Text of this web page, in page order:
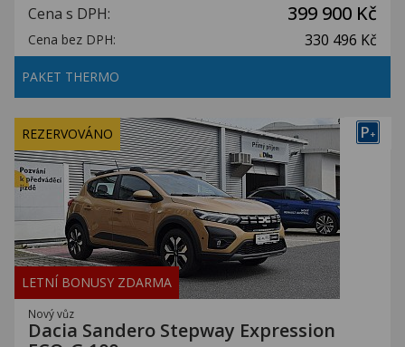
Cena s DPH: 399 900 Kč
Cena bez DPH: 330 496 Kč
PAKET THERMO
P+
REZERVOVÁNO
LETNÍ BONUSY ZDARMA
Nový vůz
Dacia Sandero Stepway Expression